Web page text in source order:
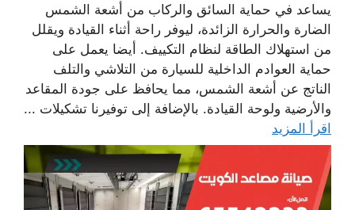
يساعد في حماية السائق والركاب من أشعة الشمس
الضارة والحرارة الزائدة، ليوفر راحة أثناء القيادة ويقلل
من استهلاك الطاقة لنظام التكييف. أيضا يعمل على
حماية العوادم الداخلية للسيارة من التلاشي والتلف
الناتج عن أشعة الشمس، مما يحافظ على جودة المقاعد
والأرضية ولوحة القيادة. بالإضافة إلى توفيرنا تشكيلات ...
اقرأ المزيد